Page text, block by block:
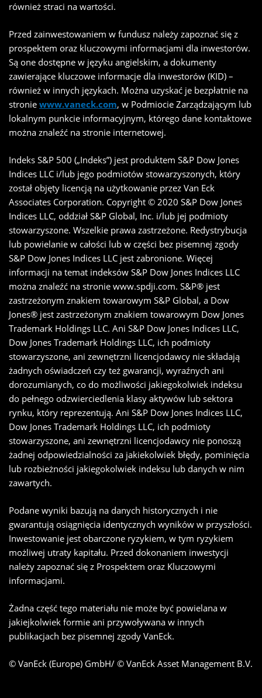
również straci na wartości.
Przed zainwestowaniem w fundusz należy zapoznać się z
prospektem oraz kluczowymi informacjami dla inwestorów.
Są one dostępne w języku angielskim, a dokumenty
zawierające kluczowe informacje dla inwestorów (KID) –
również w innych językach. Można uzyskać je bezpłatnie na
stronie www.vaneck.com, w Podmiocie Zarządzającym lub
lokalnym punkcie informacyjnym, którego dane kontaktowe
można znaleźć na stronie internetowej.
Indeks S&P 500 („Indeks”) jest produktem S&P Dow Jones
Indices LLC i/lub jego podmiotów stowarzyszonych, który
został objęty licencją na użytkowanie przez Van Eck
Associates Corporation. Copyright © 2020 S&P Dow Jones
Indices LLC, oddział S&P Global, Inc. i/lub jej podmioty
stowarzyszone. Wszelkie prawa zastrzeżone. Redystrybucja
lub powielanie w całości lub w części bez pisemnej zgody
S&P Dow Jones Indices LLC jest zabronione. Więcej
informacji na temat indeksów S&P Dow Jones Indices LLC
można znaleźć na stronie www.spdji.com. S&P® jest
zastrzeżonym znakiem towarowym S&P Global, a Dow
Jones® jest zastrzeżonym znakiem towarowym Dow Jones
Trademark Holdings LLC. Ani S&P Dow Jones Indices LLC,
Dow Jones Trademark Holdings LLC, ich podmioty
stowarzyszone, ani zewnętrzni licencjodawcy nie składają
żadnych oświadczeń czy też gwarancji, wyraźnych ani
dorozumianych, co do możliwości jakiegokolwiek indeksu
do pełnego odzwierciedlenia klasy aktywów lub sektora
rynku, który reprezentują. Ani S&P Dow Jones Indices LLC,
Dow Jones Trademark Holdings LLC, ich podmioty
stowarzyszone, ani zewnętrzni licencjodawcy nie ponoszą
żadnej odpowiedzialności za jakiekolwiek błędy, pominięcia
lub rozbieżności jakiegokolwiek indeksu lub danych w nim
zawartych.
Podane wyniki bazują na danych historycznych i nie
gwarantują osiągnięcia identycznych wyników w przyszłości.
Inwestowanie jest obarczone ryzykiem, w tym ryzykiem
możliwej utraty kapitału. Przed dokonaniem inwestycji
należy zapoznać się z Prospektem oraz Kluczowymi
informacjami.
Żadna część tego materiału nie może być powielana w
jakiejkolwiek formie ani przywoływana w innych
publikacjach bez pisemnej zgody VanEck.
© VanEck (Europe) GmbH/ © VanEck Asset Management B.V.